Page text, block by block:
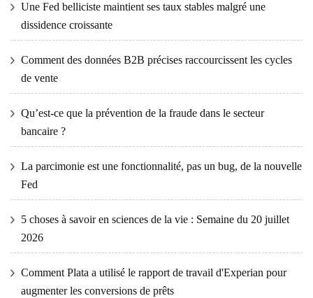
Une Fed belliciste maintient ses taux stables malgré une
dissidence croissante
Comment des données B2B précises raccourcissent les cycles
de vente
Qu’est-ce que la prévention de la fraude dans le secteur
bancaire ?
La parcimonie est une fonctionnalité, pas un bug, de la nouvelle
Fed
5 choses à savoir en sciences de la vie : Semaine du 20 juillet
2026
Comment Plata a utilisé le rapport de travail d'Experian pour
augmenter les conversions de prêts